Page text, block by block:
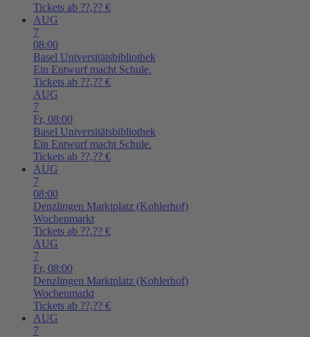
Tickets ab ??,?? €
AUG
7
08:00
Basel Universitätsbibliothek
Ein Entwurf macht Schule.
Tickets ab ??,?? €
AUG
7
Fr, 08:00
Basel Universitätsbibliothek
Ein Entwurf macht Schule.
Tickets ab ??,?? €
AUG
7
08:00
Denzlingen Marktplatz (Kohlerhof)
Wochenmarkt
Tickets ab ??,?? €
AUG
7
Fr, 08:00
Denzlingen Marktplatz (Kohlerhof)
Wochenmarkt
Tickets ab ??,?? €
AUG
7